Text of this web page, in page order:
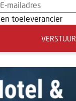
toeleverancier
VERSTUUR